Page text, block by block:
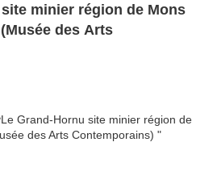
des Arts